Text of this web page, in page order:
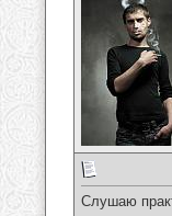
Слушаю